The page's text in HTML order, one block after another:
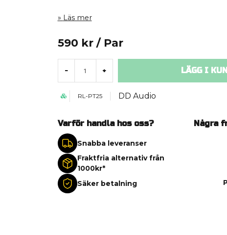
Läs mer
590 kr / Par
- + LÄGG I
RL-PT25 DD Audio
Varför handla hos oss?
Snabba leveranser
Fraktfria alternativ från
1000kr*
Säker betalning
Några